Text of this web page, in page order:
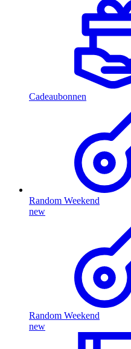
Cadeaubonnen
Random Weekend
new
Random Weekend
new